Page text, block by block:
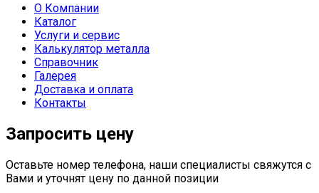
О Компании
Каталог
Услуги и сервис
Калькулятор металла
Справочник
Галерея
Доставка и оплата
Контакты
Запросить цену
Оставьте номер телефона, наши специалисты свяжутся с
Вами и уточнят цену по данной позиции